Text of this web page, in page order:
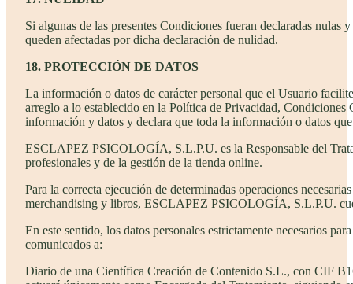
Si algunas de las presentes Condiciones fueran declaradas
queden afectadas por dicha declaración de nulidad.
18. PROTECCIÓN DE DATOS
La información o datos de carácter personal que el Usuario
arreglo a lo establecido en la Política de Privacidad,
información y datos y declara que toda la información o datos
ESCLAPEZ PSICOLOGÍA, S.L.P.U. es la Responsable del
profesionales y de la gestión de la tienda online.
Para la correcta ejecución de determinadas operaciones
merchandising y libros, ESCLAPEZ PSICOLOGÍA, S.L.P.U.
En este sentido, los datos personales estrictamente necesarios
comunicados a:
Diario de una Científica Creación de Contenido S.L., con CIF